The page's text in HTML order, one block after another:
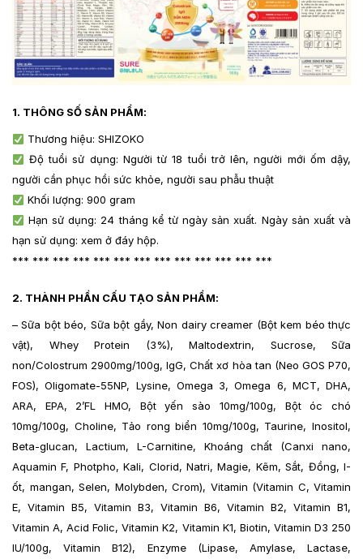
1. THÔNG SỐ SẢN PHẨM:
Thương hiệu: SHIZOKO
Độ tuổi sử dụng: Người từ 18 tuổi trở lên, người mới ốm dậy,
người cần phục hồi sức khỏe, người sau phẫu thuật
Khối lượng: 900 gram
Hạn sử dụng: 24 tháng kể từ ngày sản xuất. Ngày sản xuất và
hạn sử dụng: xem ở đáy hộp.
*** *** *** *** *** *** *** *** *** *** *** *** ***
2. THÀNH PHẦN CẤU TẠO SẢN PHẨM:
– Sữa bột béo, Sữa bột gầy, Non dairy creamer (Bột kem béo thực
vật), Whey Protein (3%), Maltodextrin, Sucrose, Sữa
non/Colostrum 2900mg/100g, IgG, Chất xơ hòa tan (Neo GOS P70,
FOS), Oligomate-55NP, Lysine, Omega 3, Omega 6, MCT, DHA,
ARA, EPA, 2’FL HMO, Bột yến sào 10mg/100g, Bột óc chó
10mg/100g, Choline, Tảo rong biển 10mg/100g, Taurine, Inositol,
Beta-glucan, Lactium, L-Carnitine, Khoáng chất (Canxi nano,
Aquamin F, Photpho, Kali, Clorid, Natri, Magie, Kẽm, Sắt, Đồng, I-
ốt, mangan, Selen, Molybden, Crom), Vitamin (Vitamin C, Vitamin
E, Vitamin B5, Vitamin B3, Vitamin B6, Vitamin B2, Vitamin B1,
Vitamin A, Acid Folic, Vitamin K2, Vitamin K1, Biotin, Vitamin D3 250
IU/100g, Vitamin B12), Enzyme (Lipase, Amylase, Lactase,